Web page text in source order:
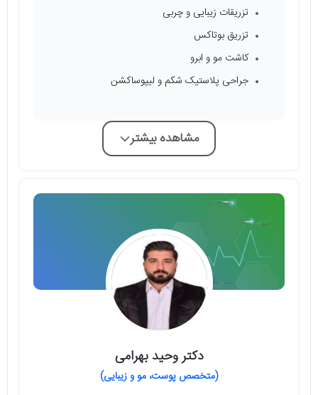
تزریقات زیبایی و چربی
تزریق بوتاکس
کاشت مو و ابرو
جراحی پلاستیک شکم و لیپوساکشن
مشاهده بیشتر
دکتر وحید بهرامی
(متخصص پوست، مو و زیبایی)